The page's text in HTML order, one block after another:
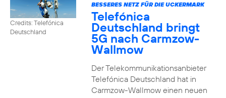
Credits: Telefónica
Deutschland
BESSERES NETZ FÜR DIE UCKERMARK
Telefónica
Deutschland bringt
5G nach Carmzow-
Wallmow
Der Telekommunikationsanbieter
Telefónica Deutschland hat in
Carmzow-Wallmow einen neuen